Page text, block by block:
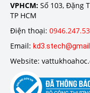
VPHCM: Số 103, Đặng
TP HCM
Điện thoại:
Email:
Website: